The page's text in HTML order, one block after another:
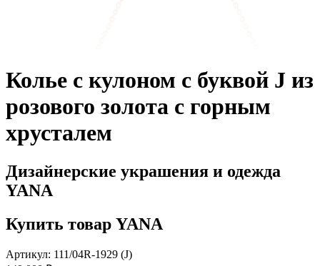
Колье с кулоном с буквой J из
розового золота с горным
хрусталем
Дизайнерские украшения и одежда
YANA
Купить товар YANA
Артикул: 111/04R-1929 (J)